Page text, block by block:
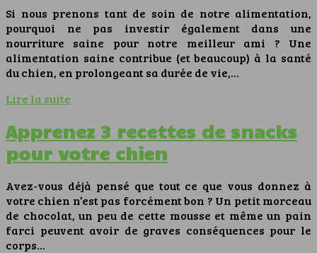
Si nous prenons tant de soin de notre alimentation,
pourquoi ne pas investir également dans une
nourriture saine pour notre meilleur ami ? Une
alimentation saine contribue (et beaucoup) à la santé
du chien, en prolongeant sa durée de vie,…
Lire la suite
Apprenez 3 recettes de snacks
pour votre chien
Avez-vous déjà pensé que tout ce que vous donnez à
votre chien n’est pas forcément bon ? Un petit morceau
de chocolat, un peu de cette mousse et même un pain
farci peuvent avoir de graves conséquences pour le
corps…